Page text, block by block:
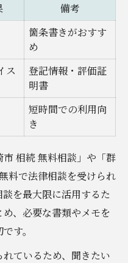
備考
箇条書きがおすす
め
ス
登記情報・評価証
明書
短時間での利用向
き
相続 無料相談」や「群
料で法律相談を受けられ
を最大限に活用するた
、必要な書類やメモを
す。
ているため、聞きたい